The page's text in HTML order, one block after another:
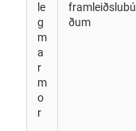
le
g
m
a
r
m
o
r
framleiðslubú
ðum